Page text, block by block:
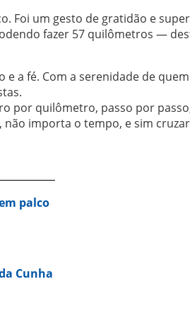
Foi um gesto de gratidão e
fazer 57 quilômetros —
a fé. Com a serenidade de
por quilômetro, passo por
importa o tempo, e sim
palco
Cunha